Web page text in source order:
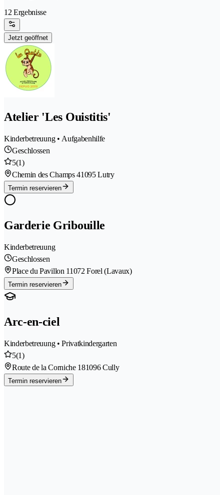
12 Ergebnisse
Jetzt geöffnet
Atelier 'Les Ouistitis'
Kinderbetreuung • Aufgabenhilfe
Geschlossen
5(1)
Chemin des Champs 41095 Lutry
Termin reservieren
Garderie Gribouille
Kinderbetreuung
Geschlossen
Place du Pavillon 11072 Forel (Lavaux)
Termin reservieren
Arc-en-ciel
Kinderbetreuung • Privatkindergarten
5(1)
Route de la Corniche 181096 Cully
Termin reservieren